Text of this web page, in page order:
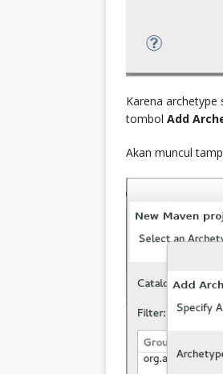
Karena archetype
tombol Add
Akan muncul